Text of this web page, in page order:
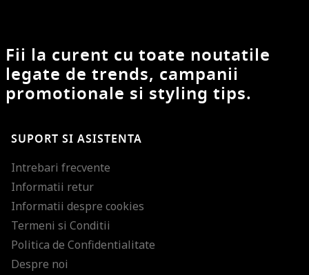
Fii la curent cu toate noutatile
legate de trends, campanii
promotionale si styling tips.
SUPORT SI ASISTENTA
Intrebari frecvente
Informatii retur
Informatii despre cookies
Termeni si Conditii
Politica de Confidentialitate
Despre noi